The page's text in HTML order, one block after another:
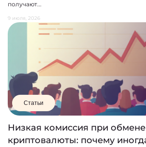
получают...
9 июля, 2026
Статьи
Низкая комиссия при обмене
криптовалюты: почему